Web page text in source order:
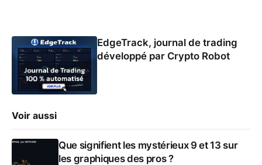
EdgeTrack, journal de trading
développé par Crypto Robot
Voir aussi
Que signifient les mystérieux 9 et 13 sur
les graphiques des pros ?